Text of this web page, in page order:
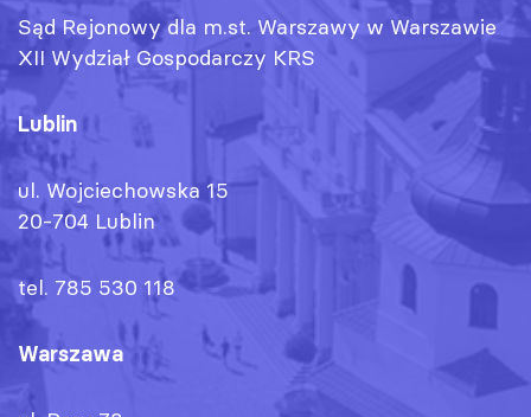
Sąd Rejonowy dla m.st. Warszawy w Warszawie
XII Wydział Gospodarczy KRS
Lublin
ul. Wojciechowska 15
20-704 Lublin
tel. 785 530 118
Warszawa